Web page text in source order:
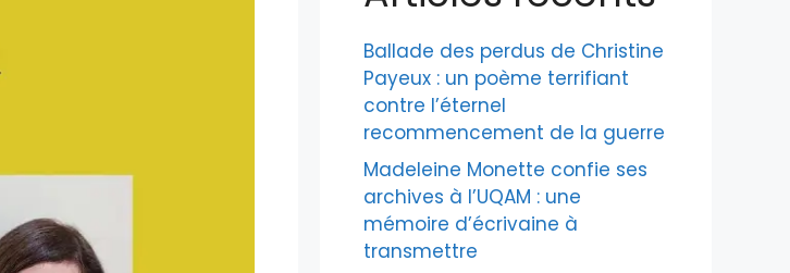
Ballade des perdus de Christine
Payeux : un poème terrifiant
contre l’éternel
recommencement de la guerre
Madeleine Monette confie ses
archives à l’UQAM : une
mémoire d’écrivaine à
transmettre